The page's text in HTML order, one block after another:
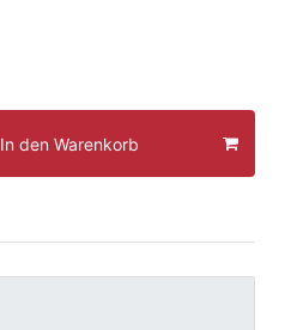
In den Warenkorb